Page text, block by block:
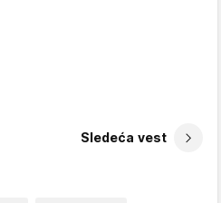
Sledeća vest